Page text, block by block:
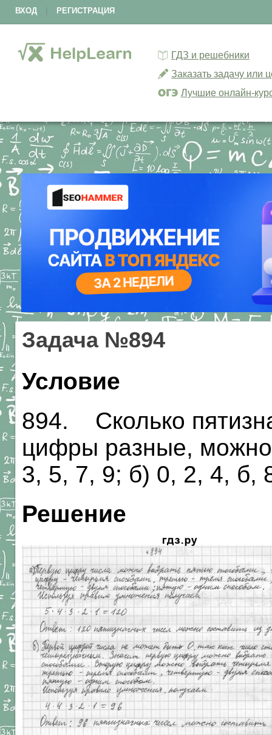
ВХОД РЕГИСТРАЦИЯ
ГДЗ и решебники
Заказать задачу или
Лучшие онлайн-
Задача №894
Условие
894. Сколько
цифры разные, можно
3, 5, 7, 9; б) 0, 2, 4, б,
Решение